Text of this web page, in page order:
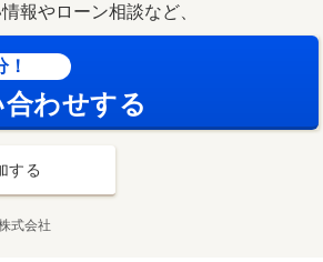
報やローン相談など、
わせする
する
式会社